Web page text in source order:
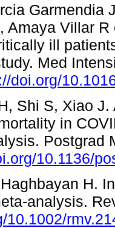
Garmendia
Amaya Villar
ill
Med
doi.org/
Shi S, Xiao
in
Postgrad
10.1136/
H.
analysis.
10.1002/